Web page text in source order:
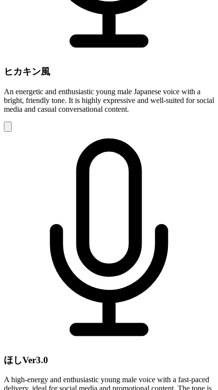
ヒカキン風
An energetic and enthusiastic young male Japanese voice with a
bright, friendly tone. It is highly expressive and well-suited for social
media and casual conversational content.
ほしVer3.0
A high-energy and enthusiastic young male voice with a fast-paced